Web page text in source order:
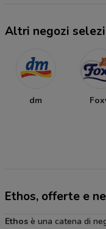
Altri negozi
dm
Ethos, offerte e
Ethos è una catena di